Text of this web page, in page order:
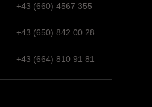
+43 (660) 4567 355
+43 (650) 842 00 28
+43 (664) 810 91 81